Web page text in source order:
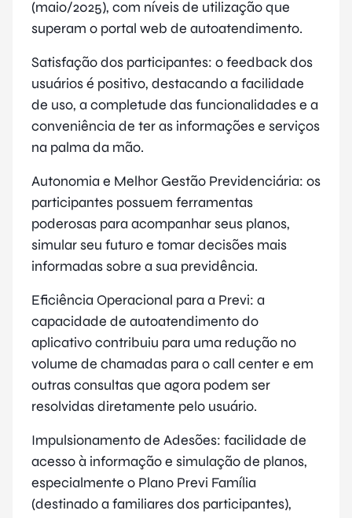
(maio/2025), com níveis de utilização que
superam o portal web de autoatendimento.
Satisfação dos participantes: o feedback dos
usuários é positivo, destacando a facilidade
de uso, a completude das funcionalidades e a
conveniência de ter as informações e serviços
na palma da mão.
Autonomia e Melhor Gestão Previdenciária: os
participantes possuem ferramentas
poderosas para acompanhar seus planos,
simular seu futuro e tomar decisões mais
informadas sobre a sua previdência.
Eficiência Operacional para a Previ: a
capacidade de autoatendimento do
aplicativo contribuiu para uma redução no
volume de chamadas para o call center e em
outras consultas que agora podem ser
resolvidas diretamente pelo usuário.
Impulsionamento de Adesões: facilidade de
acesso à informação e simulação de planos,
especialmente o Plano Previ Família
(destinado a familiares dos participantes),